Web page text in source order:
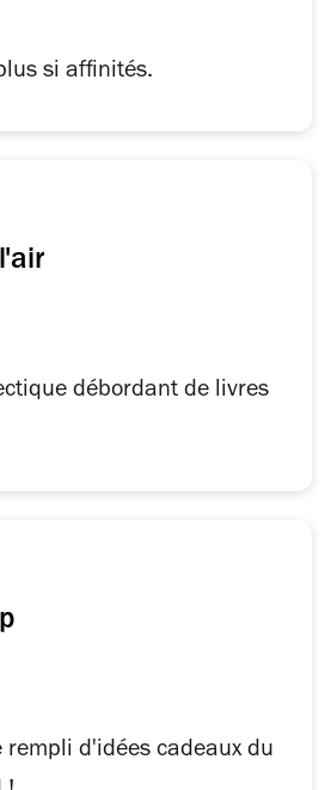
si affinités.
débordant de livres
rempli d'idées cadeaux du